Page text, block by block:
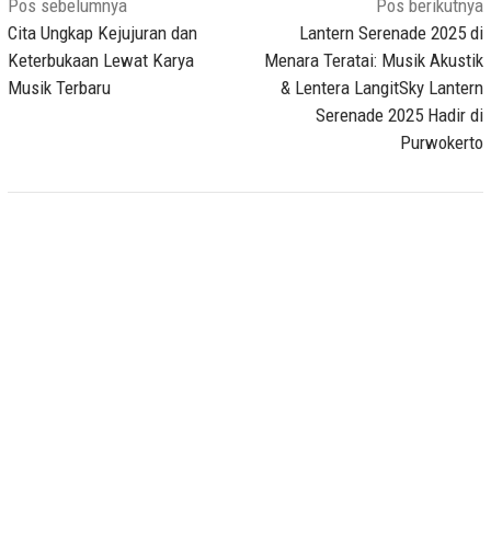
Navigasi
pos
Pos sebelumnya
Cita Ungkap Kejujuran dan
Keterbukaan Lewat Karya
Musik Terbaru
Pos berikutnya
Lantern Serenade 2025 di
Menara Teratai: Musik Akustik
& Lentera LangitSky Lantern
Serenade 2025 Hadir di
Purwokerto